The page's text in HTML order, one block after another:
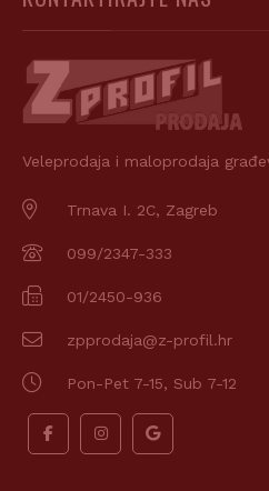
Veleprodaja i maloprodaja
Trnava I. 2C, Zagreb
099/2347-333
01/2450-936
zpprodaja@z-profil.hr
Pon-Pet 7-15, Sub 7-12